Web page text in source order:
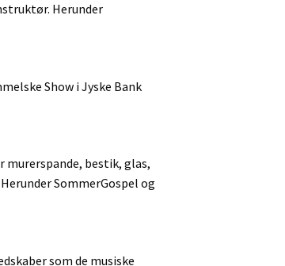
Herunder
Show i Jyske Bank
bestik, glas,
SommerGospel og
som de musiske